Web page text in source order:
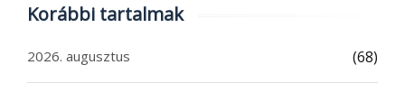
Korábbi tartalmak
2026. augusztus (68)